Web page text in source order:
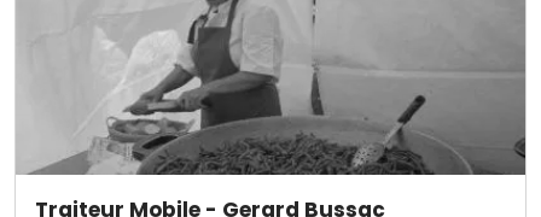
Traiteur Mobile - Gerard Bussac